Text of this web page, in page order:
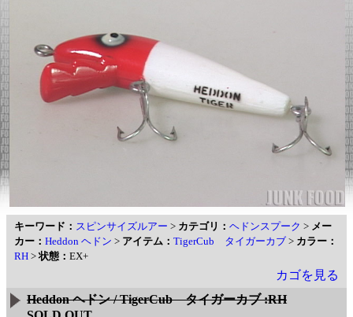
キーワード： スピンサイズルアー > カテゴリ： ヘドンスプーク > メー
カー： Heddon ヘドン > アイテム： TigerCub タイガーカブ > カラー：
RH >状態： EX+
カゴを見る
Heddon ヘドン / TigerCub タイガーカブ :RH